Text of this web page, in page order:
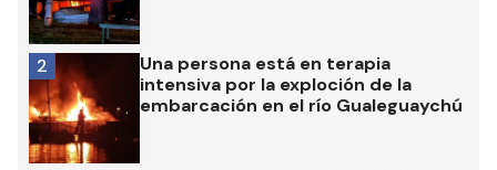
Una persona está en terapia
intensiva por la exploción de la
embarcación en el río Gualeguaychú
2